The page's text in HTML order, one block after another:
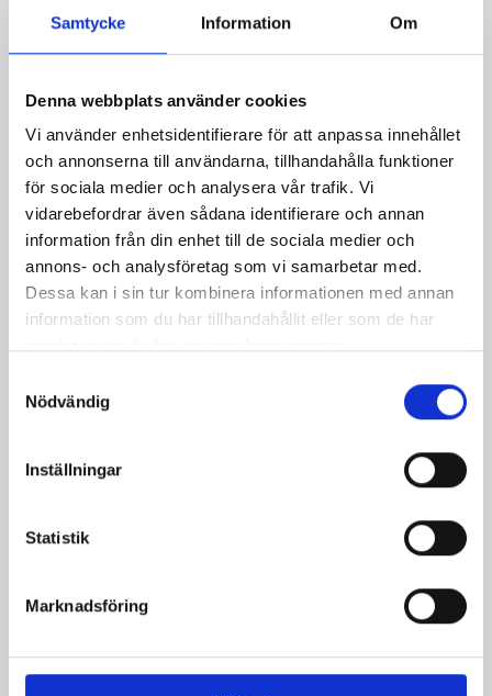
Samtycke Information Om
Denna webbplats använder cookies
Vi använder enhetsidentifierare för att anpassa innehållet
och annonserna till användarna, tillhandahålla funktioner
för sociala medier och analysera vår trafik. Vi
vidarebefordrar även sådana identifierare och annan
information från din enhet till de sociala medier och
annons- och analysföretag som vi samarbetar med.
Dessa kan i sin tur kombinera informationen med annan
information som du har tillhandahållit eller som de har
Nödvändig
Inställningar
Statistik
Marknadsföring
Varm macka med
Fylld baguette med